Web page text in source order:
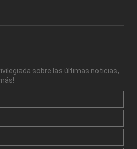
sobre las últimas noticias,